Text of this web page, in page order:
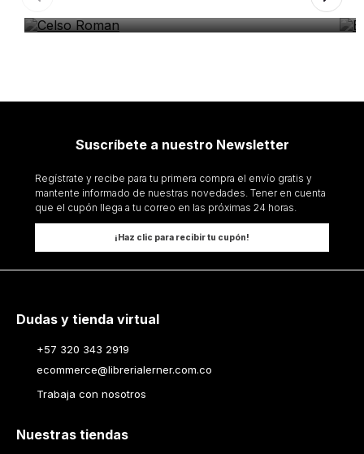
Suscríbete a nuestro Newsletter
Regístrate y recibe para tu primera compra el envío gratis y
mantente informado de nuestras novedades. Tener en cuenta
que el cupón llega a tu correo en las próximas 24 horas.
¡Haz clic para recibir tu cupón!
Dudas y tienda virtual
+57 320 343 2919
ecommerce@librerialerner.com.co
Trabaja con nosotros
Nuestras tiendas